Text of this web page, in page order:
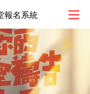
報名系統